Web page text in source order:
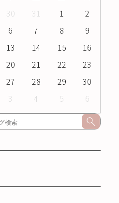
30 31 1
2
6 7 8
9
13 14 15
16
20 21 22
23
27 28 29
30
3 4 5 6